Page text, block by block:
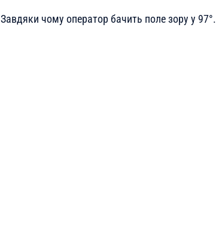
Завдяки чому оператор бачить поле зору у 97°.